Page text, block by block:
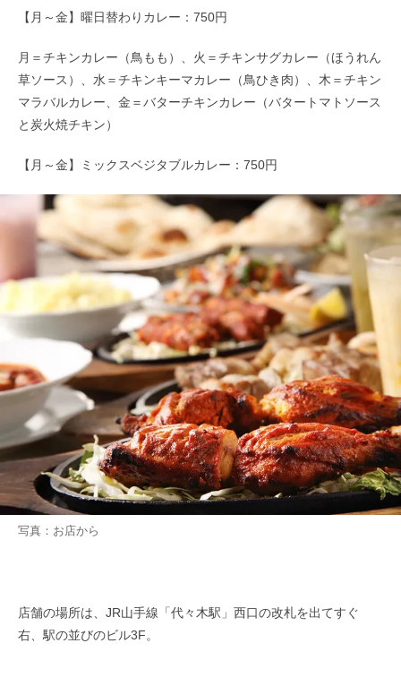
【月～金】曜日替わりカレー：750円
月＝チキンカレー（鳥もも）、火＝チキンサグカレー（ほうれん
草ソース）、水＝チキンキーマカレー（鳥ひき肉）、木＝チキン
マラバルカレー、金＝バターチキンカレー（バタートマトソース
と炭火焼チキン）
【月～金】ミックスベジタブルカレー：750円
写真：お店から
店舗の場所は、JR山手線「代々木駅」西口の改札を出てすぐ
右、駅の並びのビル3F。